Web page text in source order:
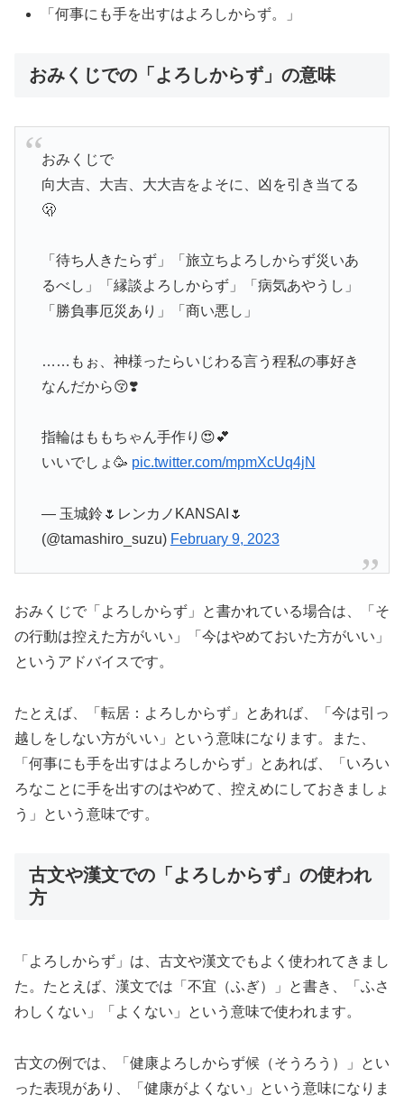
「何事にも手を出すはよろしからず。」
おみくじでの「よろしからず」の意味
おみくじで
向大吉、大吉、大大吉をよそに、凶を引き当てる
🫢
「待ち人きたらず」「旅立ちよろしからず災いあ
るべし」「縁談よろしからず」「病気あやうし」
「勝負事厄災あり」「商い悪し」
……もぉ、神様ったらいじわる言う程私の事好き
なんだから😚❣️
指輪はももちゃん手作り😍💕
いいでしょ🥳 pic.twitter.com/mpmXcUq4jN
— 玉城鈴🌷レンカノKANSAI🌷
(@tamashiro_suzu) February 9, 2023
おみくじで「よろしからず」と書かれている場合は、「そ
の行動は控えた方がいい」「今はやめておいた方がいい」
というアドバイスです。
たとえば、「転居：よろしからず」とあれば、「今は引っ
越しをしない方がいい」という意味になります。また、
「何事にも手を出すはよろしからず」とあれば、「いろい
ろなことに手を出すのはやめて、控えめにしておきましょ
う」という意味です。
古文や漢文での「よろしからず」の使われ
方
「よろしからず」は、古文や漢文でもよく使われてきまし
た。たとえば、漢文では「不宜（ふぎ）」と書き、「ふさ
わしくない」「よくない」という意味で使われます。
古文の例では、「健康よろしからず候（そうろう）」とい
った表現があり、「健康がよくない」という意味になりま